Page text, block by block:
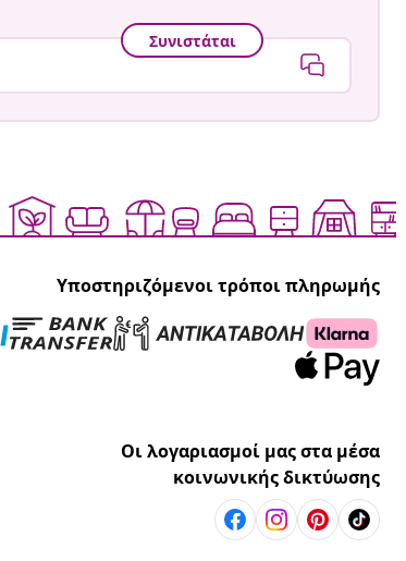
Συνιστάται
Υποστηριζόμενοι τρόποι πληρωμής
Οι λογαριασμοί μας στα μέσα
κοινωνικής δικτύωσης